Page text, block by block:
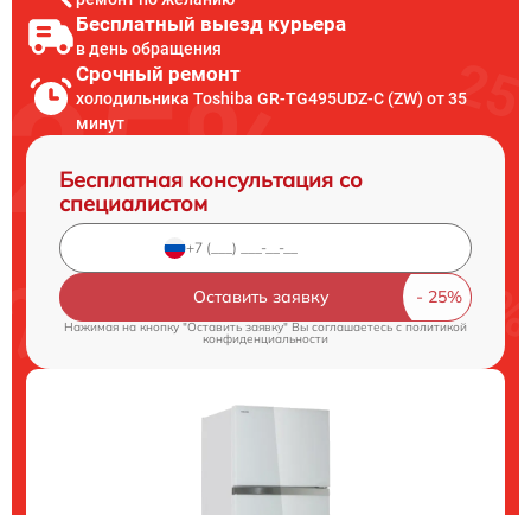
Бесплатный выезд курьера
в день обращения
Срочный ремонт
холодильника Toshiba GR-TG495UDZ-C (ZW) от 35
минут
Бесплатная консультация со
специалистом
Оставить заявку
Нажимая на кнопку "Оставить заявку" Вы соглашаетесь cполитикой
конфиденциальности